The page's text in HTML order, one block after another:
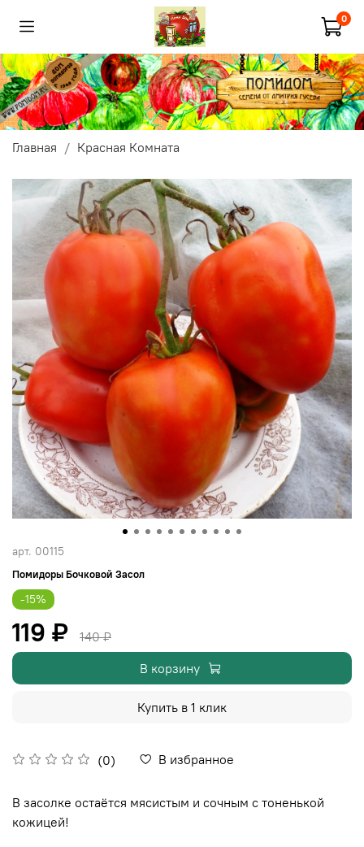
0
Главная Красная Комната
арт. 00115
Помидоры Бочковой Засол
(0) В избранное
-15%
119 ₽
140 ₽
В корзину
Купить в 1 клик
В засолке остаётся мясистым и сочным с тоненькой
кожицей!